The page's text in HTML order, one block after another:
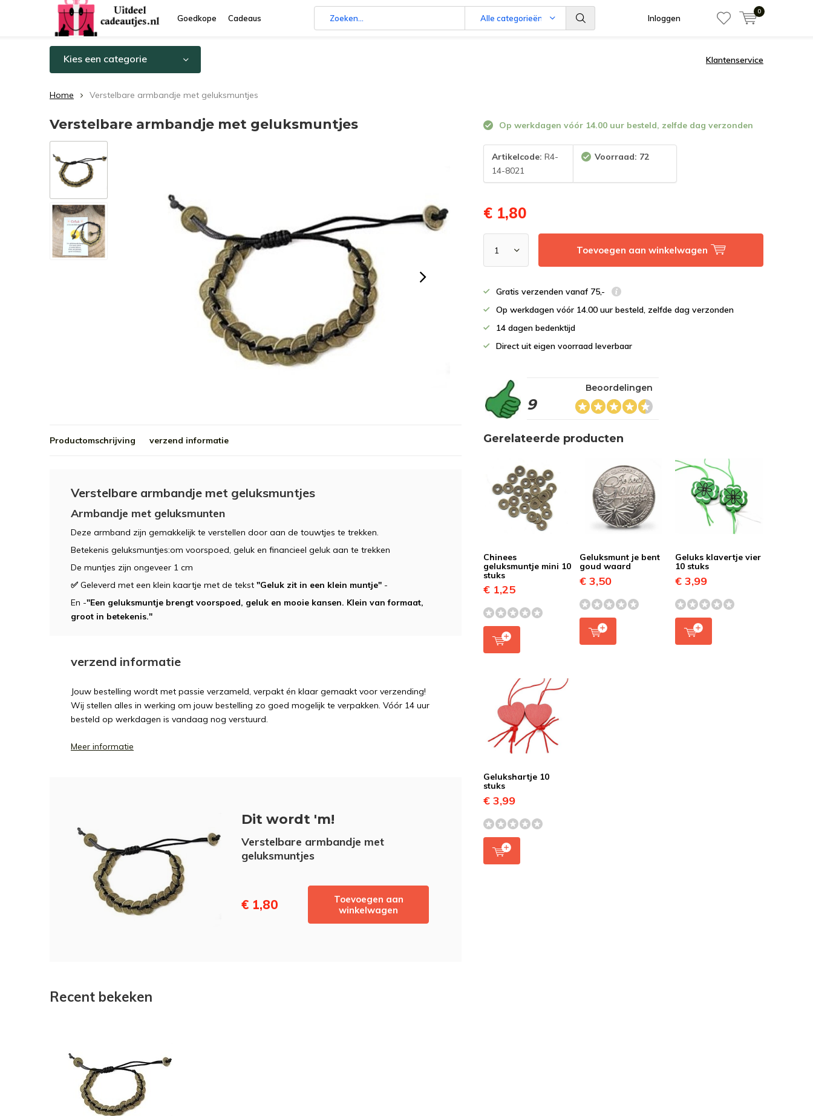
Goedkope Cadeaus Alle categorieën Inloggen
0
Kies een categorie Klantenservice
Home Verstelbare armbandje met geluksmuntjes
Verstelbare armbandje met geluksmuntjes Op werkdagen vóór 14.00 uur besteld, zelfde dag verzonden
Artikelcode: R4-
14-8021
Voorraad: 72
€ 1,80
Toevoegen aan winkelwagen
Gratis verzenden vanaf 75,-
Op werkdagen vóór 14.00 uur besteld, zelfde dag verzonden
14 dagen bedenktijd
Direct uit eigen voorraad leverbaar
9
Beoordelingen
Productomschrijving verzend informatie
Verstelbare armbandje met geluksmuntjes
Armbandje met geluksmunten
Deze armband zijn gemakkelijk te verstellen door aan de touwtjes te trekken.
Betekenis geluksmuntjes:om voorspoed, geluk en financieel geluk aan te trekken
De muntjes zijn ongeveer 1 cm
✅ Geleverd met een klein kaartje met de tekst "Geluk zit in een klein muntje" -
En -"Een geluksmuntje brengt voorspoed, geluk en mooie kansen. Klein van formaat,
groot in betekenis."
verzend informatie
Jouw bestelling wordt met passie verzameld, verpakt én klaar gemaakt voor verzending!
Wij stellen alles in werking om jouw bestelling zo goed mogelijk te verpakken. Vóór 14 uur
besteld op werkdagen is vandaag nog verstuurd.
Meer informatie
Dit wordt 'm!
Verstelbare armbandje met
geluksmuntjes
€ 1,80
Toevoegen aan
winkelwagen
Gerelateerde producten
Chinees
geluksmuntje mini 10
stuks
€ 1,25
Geluksmunt je bent
goud waard
€ 3,50
Geluks klavertje vier
10 stuks
€ 3,99
Gelukshartje 10
stuks
€ 3,99
Recent bekeken